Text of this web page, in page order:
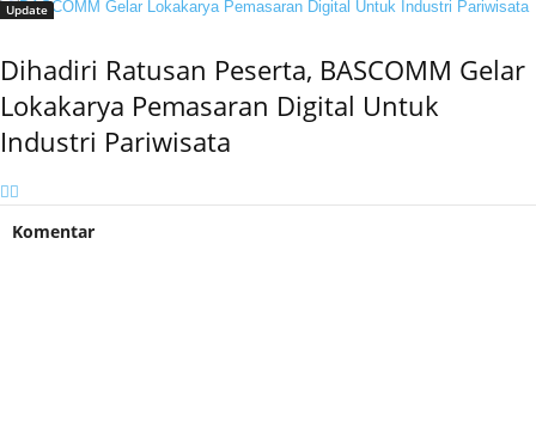
Update
Dihadiri Ratusan Peserta, BASCOMM Gelar
Lokakarya Pemasaran Digital Untuk
Industri Pariwisata
Komentar